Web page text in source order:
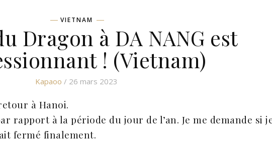
VIETNAM
Dragon à DA NANG est
! (Vietnam)
Kapaoo / 26 mars 2023
à Hanoi.
rapport à la période du jour de l’an. Je me demande si
fermé finalement.